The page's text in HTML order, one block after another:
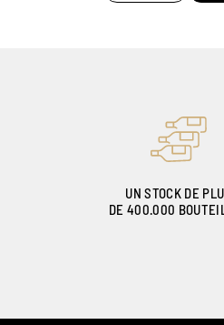
UN STOCK DE
DE 400.000